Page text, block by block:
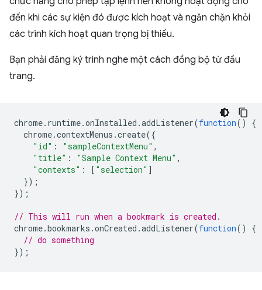
đến khi các sự kiện đó được kích hoạt và ngăn chặn khỏi
các trình kích hoạt quan trọng bị thiếu.
Bạn phải đăng ký trình nghe một cách đồng bộ từ đầu
trang.
chrome. runtime.onInstalled .addListener(function()
{
chrome.contextMenus .create({
"id" : "sampleContextMenu" ,
"title" : "Sample Context Menu" ,
"contexts" : [ "selection" ]
});
});
// This will run when a bookmark is created.
chrome.bookmarks .onCreated .addListener(function()
{
// do something
});